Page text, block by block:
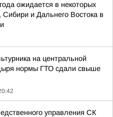
ожидается в некоторых
и Дальнего Востока в
на центральной
нормы ГТО сдали свыше
управления СК